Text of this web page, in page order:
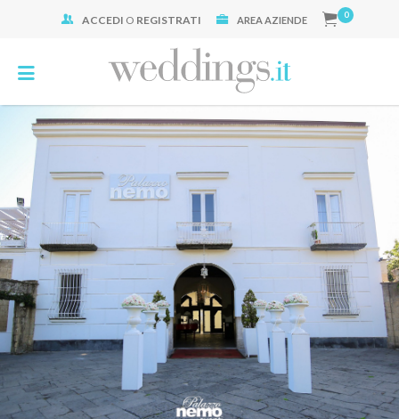
ACCEDI O REGISTRATI AREA AZIENDE 0